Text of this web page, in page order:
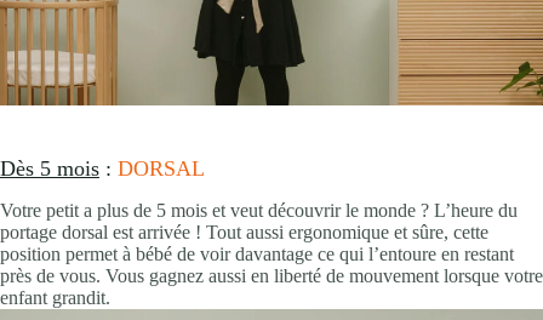
Dès 5 mois : DORSAL
Votre petit a plus de 5 mois et veut découvrir le monde ? L’heure du
portage dorsal est arrivée ! Tout aussi ergonomique et sûre, cette
position permet à bébé de voir davantage ce qui l’entoure en restant
près de vous. Vous gagnez aussi en liberté de mouvement lorsque votre
enfant grandit.